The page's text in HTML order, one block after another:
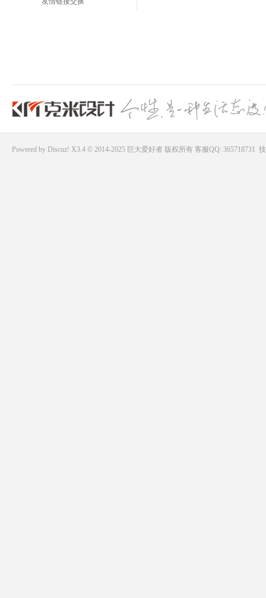
Powered by Discuz! X3.4 © 2014-2025 巨大爱好者版权所有 客服QQ: 365718731